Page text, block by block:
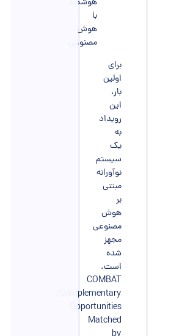
با
هوش
مصنوعی
برای
اولین
بار،
این
رویداد
به
یک
سیستم
نوآورانه
مبتنی
بر
هوش
مصنوعی
مجهز
شده
است.
COMBAT
(Complementary
Opportunities
Matched